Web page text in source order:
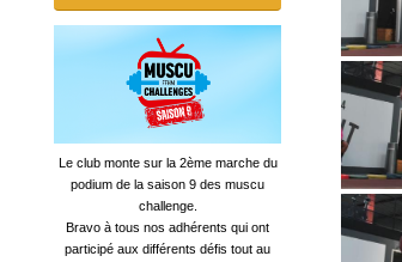
Le club monte sur la 2ème marche du
podium de la saison 9 des muscu
challenge.
Bravo à tous nos adhérents qui ont
participé aux différents défis tout au